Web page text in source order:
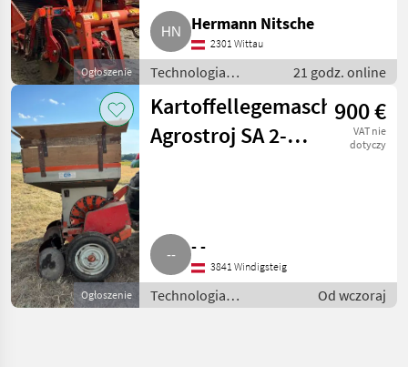
Ogłoszenie
Hermann Nitsche
2301 Wittau
Technologia
ziemniaczana / Inne
rozwiązania
technologiczne dla
ziemniaków
21 godz. online
Ogłoszenie
Kartoffellegemaschine
Agrostroj SA 2-
900 €
VAT nie
dotyczy
- -
3841 Windigsteig
Technologia
ziemniaczana / Inne
Od wczoraj